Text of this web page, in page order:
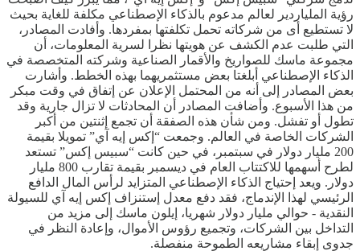
رؤية الملياردير لعالم مدعوم بالذكاء الإصطناعي مكلفة للغاية بحيث
لا تستطيع أى من شركاته تحمل تكلفتها بمفردها. وأفادت المصادر،
التي طلبت عدم الكشف عن هويتها نظرا لسرية المعلومات، أن
مجموعة ماسك للصواريخ والأقمار الصناعية وشركته المتخصصة في
الذكاء الإصطناعي أبلغتا بعض مستثمريهما بهذه الخطط. وأشارت
بعض المصادر إلى أنه من المحتمل الإعلان عن إتفاق في وقت مبكر
من هذا الأسبوع. وأضافت المصادر أن المحادثات لا تزال جارية وقد
تطول أو تفشل. ومن شأن هذه الصفقة أن تجمع إثنتين من أكبر
الشركات الخاصة في العالم. وجمعت “إكس إيه آي” تمويلا بقيمة
200 مليار دولار في سبتمبر، في حين كانت “سبيس إكس” تستعد
لطرح أسهمها للاكتتاب العام في ديسمبر بقيمة تقارب 800 مليار
دولار. ويعد إحتياج الذكاء الإصطناعي المتزايد لرأس المال الدافع
الرئيسي لهذا الإندماج، فقد دفع معدل إستنزاف إكس إيه آي للسيولة
النقدية - حوالي مليار دولار شهريا، إيلون ماسك إلى مزيد من
التداخل بين الشركات، وتجميع رؤوس الأموال، وإعادة النظر في
جدوى إبقاء مشاريعه الطموحة منفصلة.